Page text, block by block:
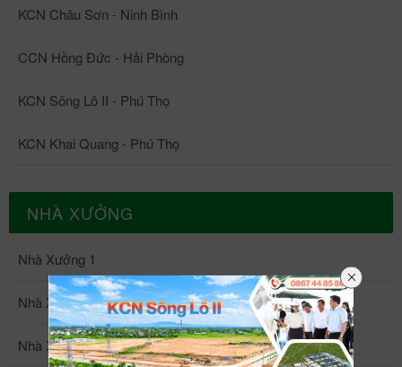
KCN Châu Sơn - Ninh Bình
CCN Hồng Đức - Hải Phòng
KCN Sông Lô II - Phú Thọ
KCN Khai Quang - Phú Thọ
NHÀ XƯỞNG
Nhà Xưởng 1
Nhà Xưởng 2
Nhà Xưởng 3